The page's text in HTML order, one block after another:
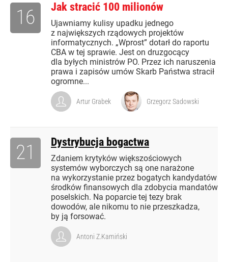
Jak stracić 100 milionów
Ujawniamy kulisy upadku jednego
z największych rządowych projektów
informatycznych. „Wprost” dotarł do raportu
CBA w tej sprawie. Jest on druzgocący
dla byłych ministrów PO. Przez ich naruszenia
prawa i zapisów umów Skarb Państwa stracił
ogromne...
16
Artur Grabek Grzegorz Sadowski
Dystrybucja bogactwa
Zdaniem krytyków większościowych
systemów wyborczych są one narażone
na wykorzystanie przez bogatych kandydatów
środków finansowych dla zdobycia mandatów
poselskich. Na poparcie tej tezy brak
dowodów, ale nikomu to nie przeszkadza,
by ją forsować.
21
Antoni Z.Kamiński